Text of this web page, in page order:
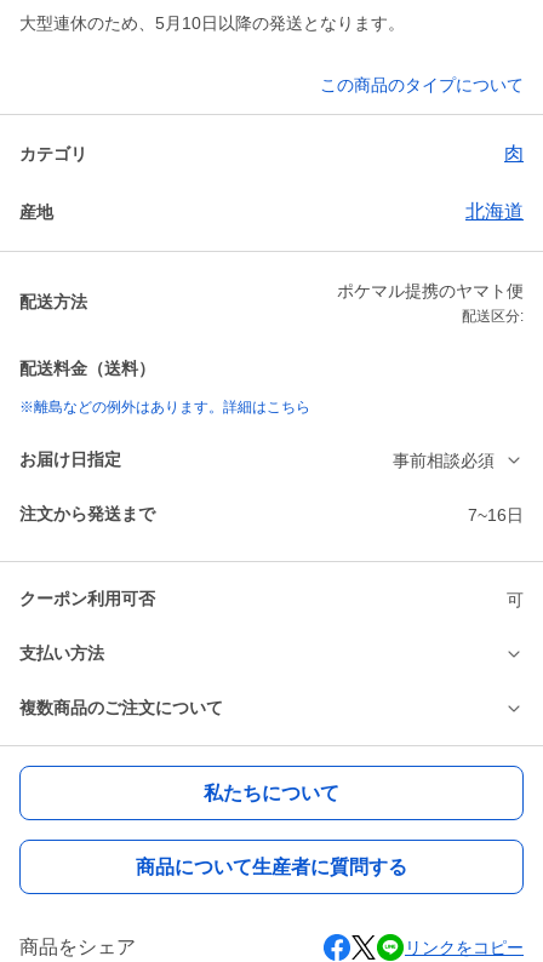
大型連休のため、5月10日以降の発送となります。
この商品のタイプについて
カテゴリ 肉
産地 北海道
配送方法
ポケマル提携のヤマト便
配送区分:
配送料金（送料）
※離島などの例外はあります。詳細はこちら
お届け日指定 事前相談必須
注文から発送まで 7~16日
クーポン利用可否 可
支払い方法
複数商品のご注文について
私たちについて
商品について生産者に質問する
商品をシェア リンクをコピー